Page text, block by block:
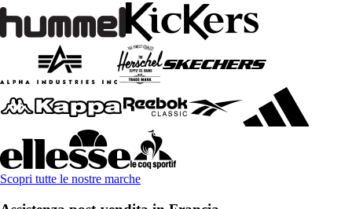
Scopri tutte le nostre marche